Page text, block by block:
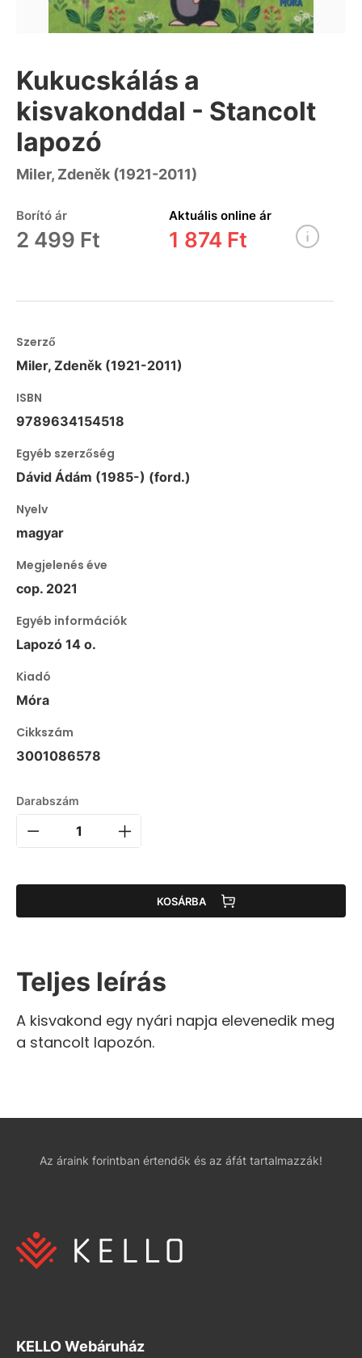
Kukucskálás a
kisvakonddal - Stancolt
lapozó
Miler, Zdeněk (1921-2011)
Borító ár
2 499 Ft
Aktuális online ár
1 874 Ft
Szerző
Miler, Zdeněk (1921-2011)
ISBN
9789634154518
Egyéb szerzőség
Dávid Ádám (1985-) (ford.)
Nyelv
magyar
Megjelenés éve
cop. 2021
Egyéb információk
Lapozó 14 o.
Kiadó
Móra
Cikkszám
3001086578
Darabszám
KOSÁRBA
Teljes leírás
A kisvakond egy nyári napja elevenedik meg
a stancolt lapozón.
Az áraink forintban értendők és az áfát tartalmazzák!
KELLO Webáruház